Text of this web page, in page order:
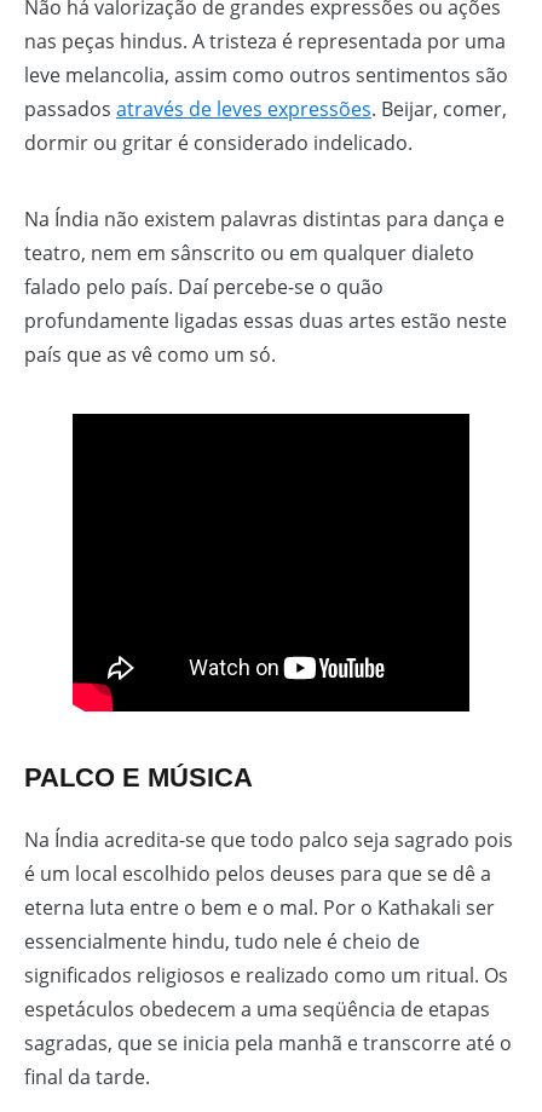
Não há valorização de grandes expressões ou ações
nas peças hindus. A tristeza é representada por uma
leve melancolia, assim como outros sentimentos são
passados através de leves expressões. Beijar, comer,
dormir ou gritar é considerado indelicado.
Na Índia não existem palavras distintas para dança e
teatro, nem em sânscrito ou em qualquer dialeto
falado pelo país. Daí percebe-se o quão
profundamente ligadas essas duas artes estão neste
país que as vê como um só.
PALCO E MÚSICA
Na Índia acredita-se que todo palco seja sagrado pois
é um local escolhido pelos deuses para que se dê a
eterna luta entre o bem e o mal. Por o Kathakali ser
essencialmente hindu, tudo nele é cheio de
significados religiosos e realizado como um ritual. Os
espetáculos obedecem a uma seqüência de etapas
sagradas, que se inicia pela manhã e transcorre até o
final da tarde.